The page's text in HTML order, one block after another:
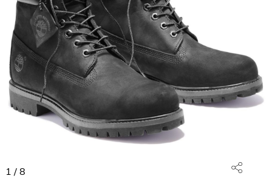
1 / 8